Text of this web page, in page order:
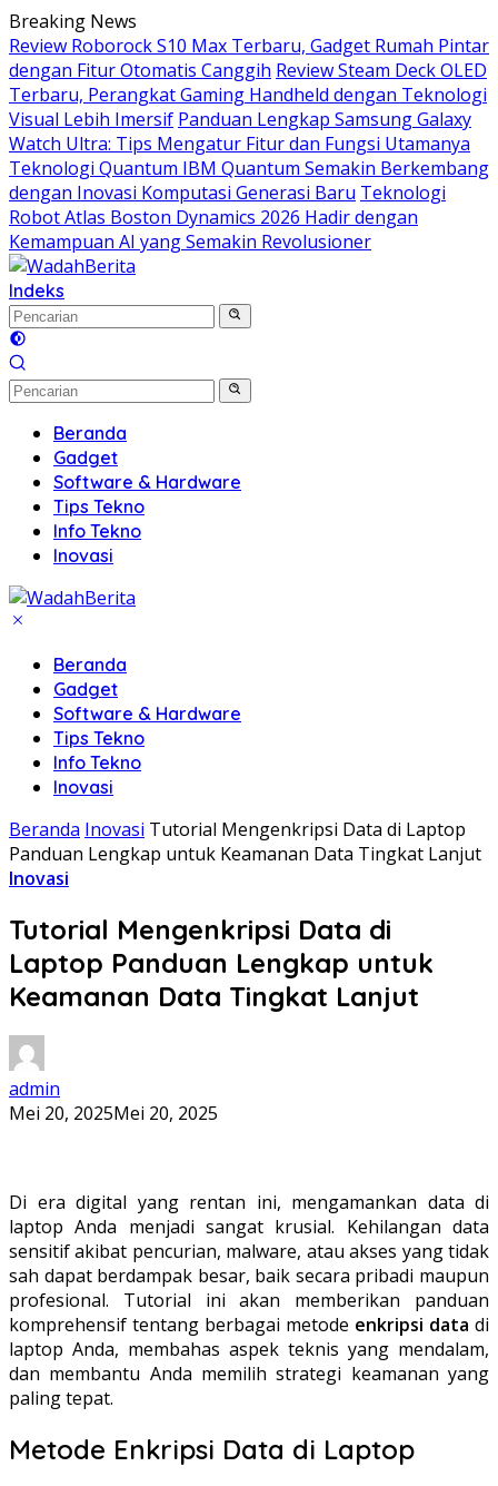
Langsung
ke
konten
Breaking News
Review Roborock S10 Max Terbaru, Gadget Rumah Pintar
dengan Fitur Otomatis Canggih Review Steam Deck OLED
Terbaru, Perangkat Gaming Handheld dengan Teknologi
Visual Lebih Imersif Panduan Lengkap Samsung Galaxy
Watch Ultra: Tips Mengatur Fitur dan Fungsi Utamanya
Teknologi Quantum IBM Quantum Semakin Berkembang
dengan Inovasi Komputasi Generasi Baru Teknologi
Robot Atlas Boston Dynamics 2026 Hadir dengan
Kemampuan AI yang Semakin Revolusioner
Indeks
Beranda
Gadget
Software & Hardware
Tips Tekno
Info Tekno
Inovasi
Beranda
Gadget
Software & Hardware
Tips Tekno
Info Tekno
Inovasi
Beranda Inovasi Tutorial Mengenkripsi Data di Laptop
Panduan Lengkap untuk Keamanan Data Tingkat Lanjut
Inovasi
Tutorial Mengenkripsi Data di
Laptop Panduan Lengkap untuk
Keamanan Data Tingkat Lanjut
admin
Mei 20, 2025Mei 20, 2025
Di era digital yang rentan ini, mengamankan data di
laptop Anda menjadi sangat krusial. Kehilangan data
sensitif akibat pencurian, malware, atau akses yang tidak
sah dapat berdampak besar, baik secara pribadi maupun
profesional. Tutorial ini akan memberikan panduan
komprehensif tentang berbagai metode enkripsi data di
laptop Anda, membahas aspek teknis yang mendalam,
dan membantu Anda memilih strategi keamanan yang
paling tepat.
Metode Enkripsi Data di Laptop